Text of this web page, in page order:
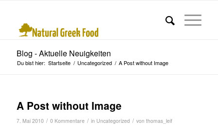
Blog - Aktuelle Neuigkeiten
Du bist hier: Startseite / Uncategorized / A Post without Image
A Post without Image
7. Mai 2010 / 0 Kommentare / in Uncategorized / von thomas_leif